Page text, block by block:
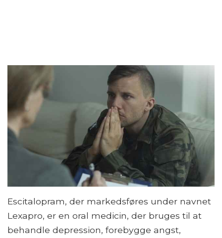
Escitalopram, der markedsføres under navnet
Lexapro, er en oral medicin, der bruges til at
behandle depression, forebygge angst,